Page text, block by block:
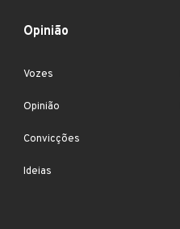
Opinião
Vozes
Opinião
Convicções
Ideias